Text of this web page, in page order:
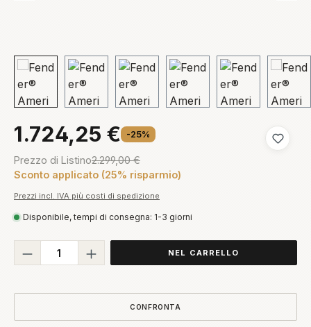
1.724,25 € -25%
Prezzo di Listino2.299,00 €
Sconto applicato (25% risparmio)
Prezzi incl. IVA più costi di spedizione
Disponibile, tempi di consegna: 1-3 giorni
Quantità del prodotto: inserisci la
NEL CARRELLO
CONFRONTA